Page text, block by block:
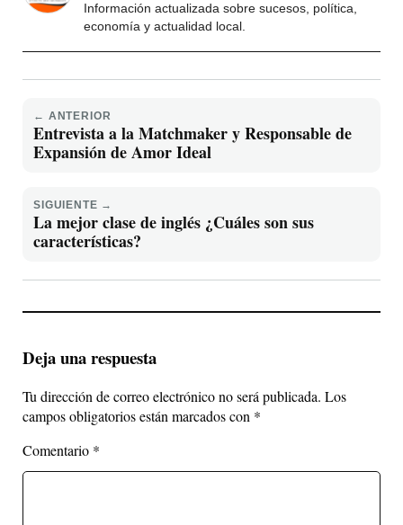
Información actualizada sobre sucesos, política,
economía y actualidad local.
← ANTERIOR
Entrevista a la Matchmaker y Responsable de
Expansión de Amor Ideal
SIGUIENTE →
La mejor clase de inglés ¿Cuáles son sus
características?
Deja una respuesta
Tu dirección de correo electrónico no será publicada. Los
campos obligatorios están marcados con *
Comentario *